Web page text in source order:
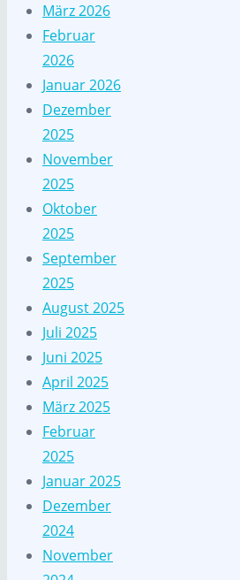
März 2026
Februar
2026
Januar 2026
Dezember
2025
November
2025
Oktober
2025
September
2025
August 2025
Juli 2025
Juni 2025
April 2025
März 2025
Februar
2025
Januar 2025
Dezember
2024
November